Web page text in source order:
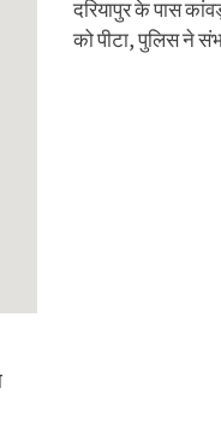
दरियापुर के पास
को पीटा, पुलिस ने